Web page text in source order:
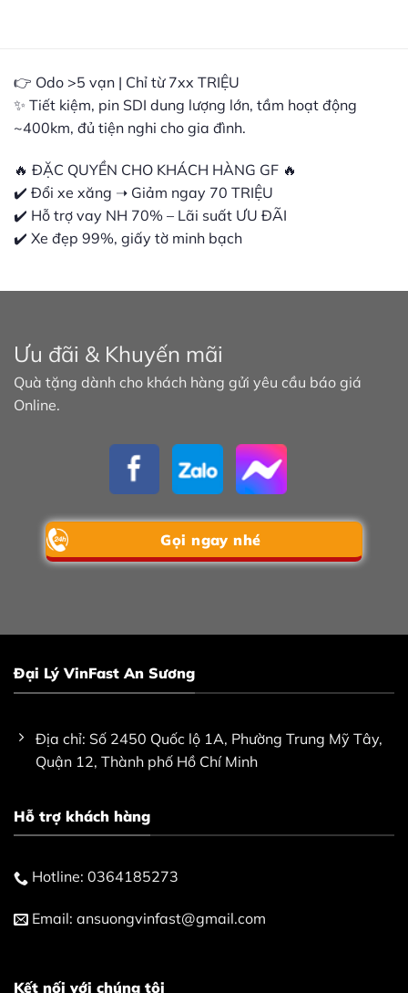
👉 Odo >5 vạn | Chỉ từ 7xx TRIỆU
✨ Tiết kiệm, pin SDI dung lượng lớn, tầm hoạt động
~400km, đủ tiện nghi cho gia đình.
🔥 ĐẶC QUYỀN CHO KHÁCH HÀNG GF 🔥
✔️ Đổi xe xăng ➝ Giảm ngay 70 TRIỆU
✔️ Hỗ trợ vay NH 70% – Lãi suất ƯU ĐÃI
✔️ Xe đẹp 99%, giấy tờ minh bạch
Ưu đãi & Khuyến mãi
Quà tặng dành cho khách hàng gửi yêu cầu báo giá
Online.
Gọi ngay nhé
Đại Lý VinFast An Sương
Địa chỉ: Số 2450 Quốc lộ 1A, Phường Trung Mỹ Tây,
Quận 12, Thành phố Hồ Chí Minh
Hỗ trợ khách hàng
Hotline: 0364185273
Email: ansuongvinfast@gmail.com
Kết nối với chúng tôi